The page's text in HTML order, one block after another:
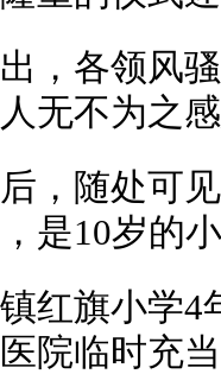
各领风骚
无不为之
随处可见
是10岁的
旗小学4
院临时充